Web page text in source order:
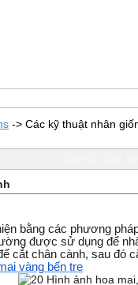
-> Các kỹ thuật nhân
bằng các phương
được sử dụng để
cắt chân cành, sau đó
vàng bến tre